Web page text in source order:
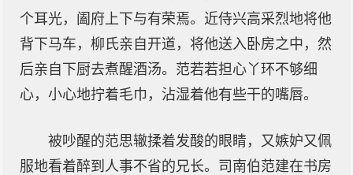
个耳光，阖府上下与有荣焉。近侍兴高采烈地将他
背下马车，柳氏亲自开道，将他送入卧房之中，然
后亲自下厨去煮醒酒汤。范若若担心丫环不够细
心，小心地拧着毛巾，沾湿着他有些干的嘴唇。
被吵醒的范思辙揉着发酸的眼睛，又嫉妒又佩
服地看着醉到人事不省的兄长。司南伯范建在书房